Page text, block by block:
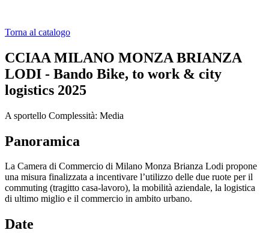
Torna al catalogo
CCIAA MILANO MONZA BRIANZA
LODI - Bando Bike, to work & city
logistics 2025
A sportello Complessità: Media
Panoramica
La Camera di Commercio di Milano Monza Brianza Lodi propone
una misura finalizzata a incentivare l’utilizzo delle due ruote per il
commuting (tragitto casa-lavoro), la mobilità aziendale, la logistica
di ultimo miglio e il commercio in ambito urbano.
Date